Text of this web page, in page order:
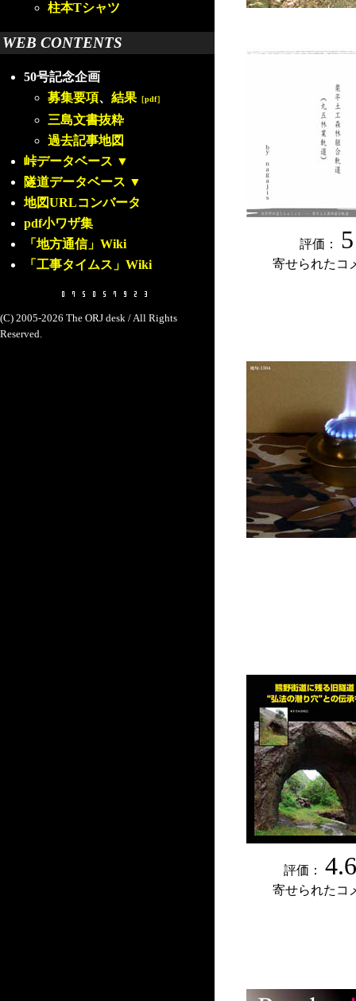
柱本Tシャツ
WEB CONTENTS
50号記念企画
募集要項、 結果 ［pdf］
三島文書抜粋
過去記事地図
峠データベース ▼
隧道データベース ▼
地図URLコンバータ
pdf小ワザ集
「地方通信」Wiki
「工事タイムス」Wiki
(C) 2005-2026 The ORJ desk / All Rights
Reserved.
評価： 5
寄せられたコ
評価：
寄せられたコ